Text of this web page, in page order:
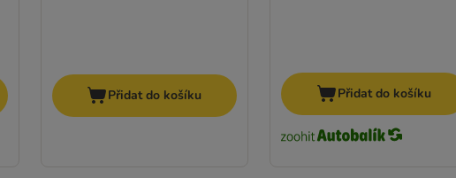
Přidat do košíku Přidat do košíku